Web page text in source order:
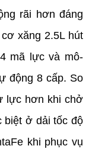
rãi hơn đáng
xăng 2.5L hút
mã lực và mô-
động 8 cấp. So
lực hơn khi chở
biệt ở dải tốc độ
khi phục vụ